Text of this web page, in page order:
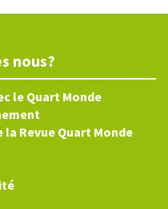
nous?
le Quart Monde
Revue Quart Monde